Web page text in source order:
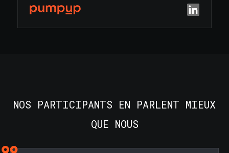
NOS PARTICIPANTS EN PARLENT MIEUX
QUE NOUS